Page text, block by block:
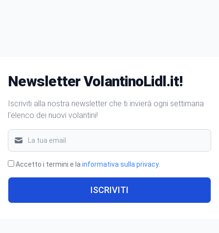
Newsletter VolantinoLidl.it!
Iscriviti alla nostra newsletter che ti invierà ogni settimana
l'elenco dei nuovi volantini!
Accetto i termini e lainformativa sulla privacy.
ISCRIVITI